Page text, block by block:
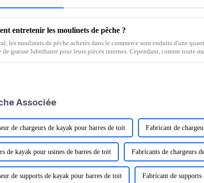
entretenir les moulinets de pêche ?
les moulinets de pêche achetés dans le commerce sont enduits d'une
de graisse lubrifiante pour leurs pièces internes. Cependant, comme toute
Associée
de chargeurs de kayak pour barres de toit Fabricant de
de kayak pour usines de barres de toit Fabricants de chargeurs
de supports de kayak pour barres de toit Fabricant de